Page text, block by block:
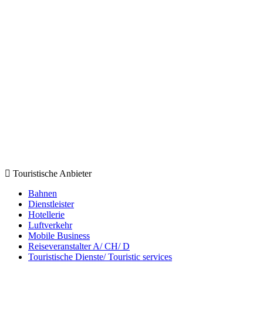
Touristische Anbieter
Bahnen
Dienstleister
Hotellerie
Luftverkehr
Mobile Business
Reiseveranstalter A/ CH/ D
Touristische Dienste/ Touristic services